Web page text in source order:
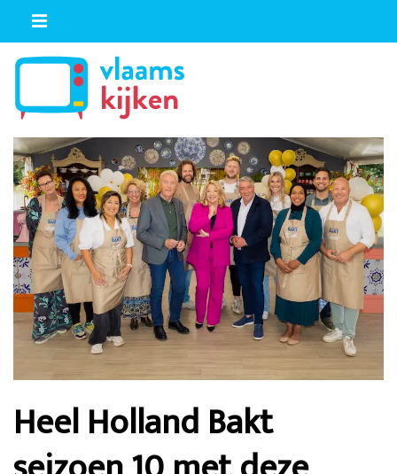
Heel Holland Bakt